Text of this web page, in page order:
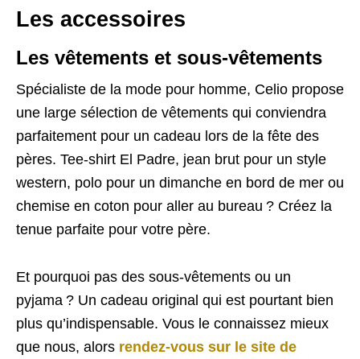
Les accessoires
Les vêtements et sous-vêtements
Spécialiste de la mode pour homme, Celio propose
une large sélection de vêtements qui conviendra
parfaitement pour un cadeau lors de la fête des
pères. Tee-shirt El Padre, jean brut pour un style
western, polo pour un dimanche en bord de mer ou
chemise en coton pour aller au bureau ? Créez la
tenue parfaite pour votre père.
Et pourquoi pas des sous-vêtements ou un
pyjama ? Un cadeau original qui est pourtant bien
plus qu’indispensable. Vous le connaissez mieux
que nous, alors rendez-vous sur le site de